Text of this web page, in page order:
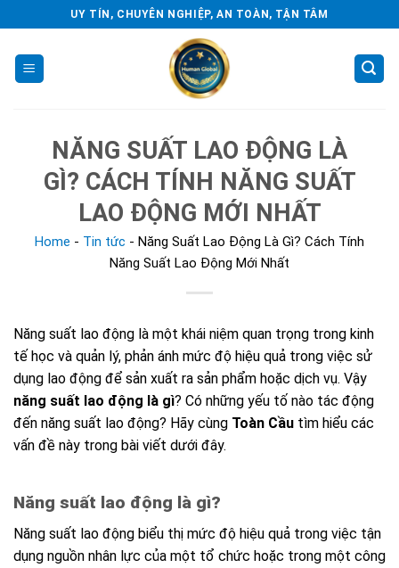
to
content
UY TÍN, CHUYÊN NGHIỆP, AN TOÀN, TẬN TÂM
NĂNG SUẤT LAO ĐỘNG LÀ
GÌ? CÁCH TÍNH NĂNG SUẤT
LAO ĐỘNG MỚI NHẤT
Home - Tin tức - Năng Suất Lao Động Là Gì? Cách Tính
Năng Suất Lao Động Mới Nhất
Năng suất lao động là một khái niệm quan trọng trong kinh
tế học và quản lý, phản ánh mức độ hiệu quả trong việc sử
dụng lao động để sản xuất ra sản phẩm hoặc dịch vụ. Vậy
năng suất lao động là gì? Có những yếu tố nào tác động
đến năng suất lao động? Hãy cùng Toàn Cầu tìm hiểu các
vấn đề này trong bài viết dưới đây.
Năng suất lao động là gì?
Năng suất lao động biểu thị mức độ hiệu quả trong việc tận
dụng nguồn nhân lực của một tổ chức hoặc trong một công